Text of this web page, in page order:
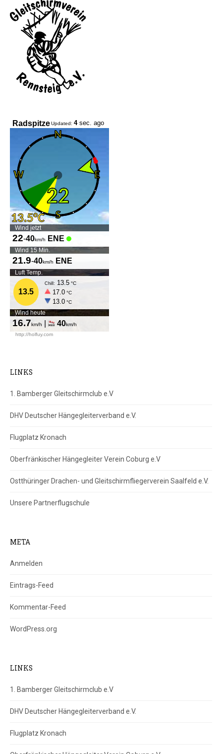
LINKS
1. Bamberger Gleitschirmclub e.V
DHV Deutscher Hängegleiterverband e.V.
Flugplatz Kronach
Oberfränkischer Hängegleiter Verein Coburg e.V
Ostthüringer Drachen- und Gleitschirmfliegerverein Saalfeld e.V.
Unsere Partnerflugschule
META
Anmelden
Eintrags-Feed
Kommentar-Feed
WordPress.org
LINKS
1. Bamberger Gleitschirmclub e.V
DHV Deutscher Hängegleiterverband e.V.
Flugplatz Kronach